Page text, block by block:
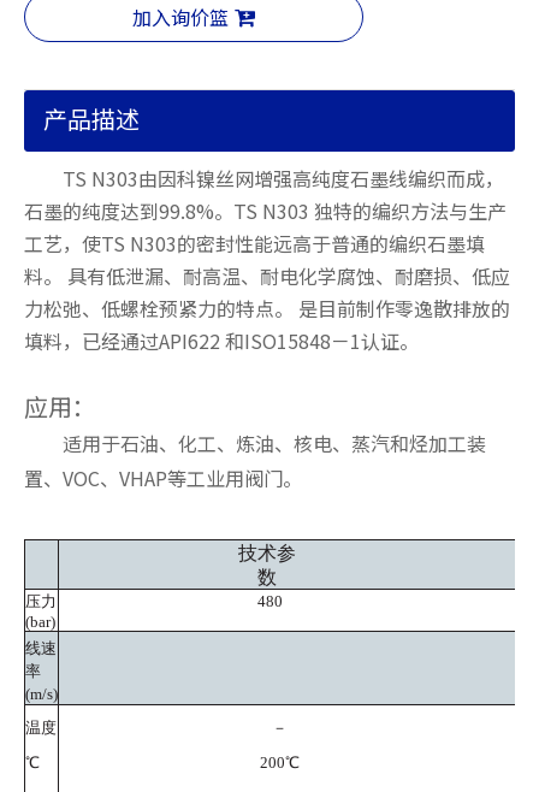
加入询价篮
产品描述
TS N303由因科镍丝网增强高纯度石墨线编织而成，
石墨的纯度达到99.8%。TS N303 独特的编织方法与生产
工艺，使TS N303的密封性能远高于普通的编织石墨填
料。 具有低泄漏、耐高温、耐电化学腐蚀、耐磨损、低应
力松弛、低螺栓预紧力的特点。 是目前制作零逸散排放的
填料，已经通过API622 和ISO15848－1认证。
应用：
适用于石油、化工、炼油、核电、蒸汽和烃加工装
置、VOC、VHAP等工业用阀门。
技术参
数
压力
(bar)
480
线速
率
(m/s)
温度
℃
－
200℃